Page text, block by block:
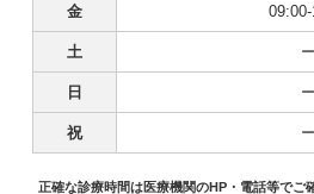
金
土 ー
日 ー
祝 ー
正確な診療時間は医療機関のHP・電話等でご